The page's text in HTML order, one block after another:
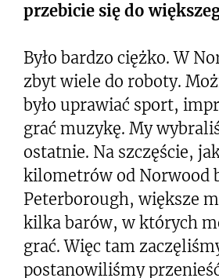
przebicie się do
Było bardzo ciężko. W
zbyt wiele do roboty.
było uprawiać sport,
grać muzykę. My
ostatnie. Na szczęście,
kilometrów od Norwood
Peterborough, większe
kilka barów, w których
grać. Więc tam
postanowiliśmy